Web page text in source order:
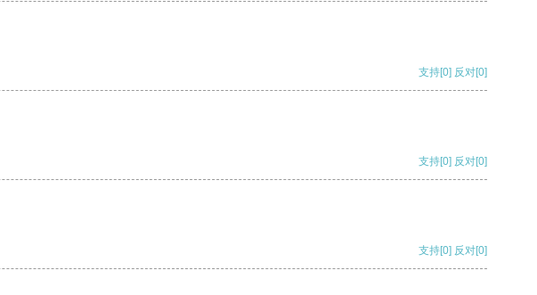
支持[0] 反对[0]
支持[0] 反对[0]
支持[0] 反对[0]